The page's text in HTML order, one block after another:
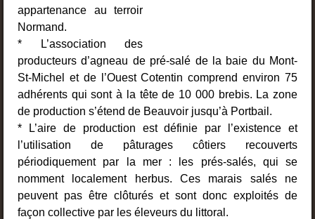
appartenance au terroir
Normand.
* L’association des
producteurs d’agneau de pré-salé de la baie du Mont-
St-Michel et de l’Ouest Cotentin comprend environ 75
adhérents qui sont à la tête de 10 000 brebis. La zone
de production s’étend de Beauvoir jusqu’à Portbail.
* L’aire de production est définie par l’existence et
l’utilisation de pâturages côtiers recouverts
périodiquement par la mer : les prés-salés, qui se
nomment localement herbus. Ces marais salés ne
peuvent pas être clôturés et sont donc exploités de
façon collective par les éleveurs du littoral.